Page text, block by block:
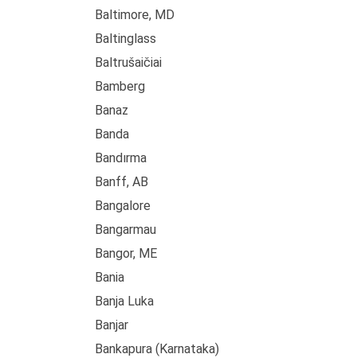
Baltimore, MD
Baltinglass
Baltrušaičiai
Bamberg
Banaz
Banda
Bandırma
Banff, AB
Bangalore
Bangarmau
Bangor, ME
Bania
Banja Luka
Banjar
Bankapura (Karnataka)